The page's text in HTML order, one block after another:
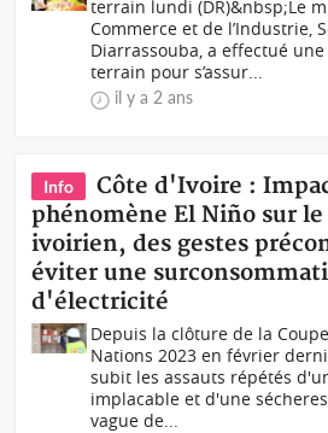
terrain lundi (DR)&nbsp;Le
Commerce et de l’Industrie,
Diarrassouba, a effectué
terrain pour s’assur...
il y a 2 ans
Info
Côte d'Ivoire :
phénomène El Niño sur
ivoirien, des gestes
éviter une
d'électricité
Depuis la clôture de la
Nations 2023 en février
subit les assauts répétés
implacable et d'une
vague de...